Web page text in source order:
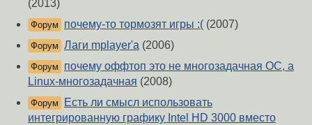
(2013)
Форум почему-то тормозят игры :( (2007)
Форум Лаги mplayer'а (2006)
Форум
почему оффтоп это не многозадачная ОС, а
Linux-многозадачная (2008)
Форум
Есть ли смысл использовать
интегрированную графику Intel HD 3000 вместо